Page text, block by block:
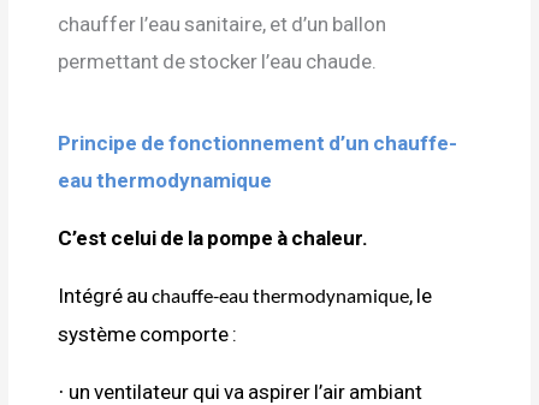
chauffer l’eau sanitaire, et d’un ballon
permettant de stocker l’eau chaude.
Principe de fonctionnement d’un chauffe-
eau thermodynamique
C’est celui de la pompe à chaleur.
Intégré au chauffe-eau thermodynamique, le
système comporte :
· un ventilateur qui va aspirer l’air ambiant